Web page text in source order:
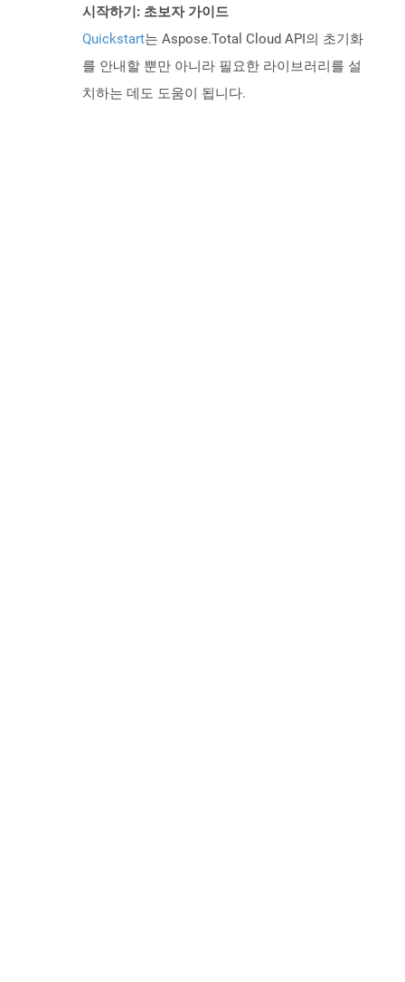
시작하기: 초보자 가이드
Quickstart는 Aspose.Total Cloud API의 초기화
를 안내할 뿐만 아니라 필요한 라이브러리를 설
치하는 데도 도움이 됩니다.